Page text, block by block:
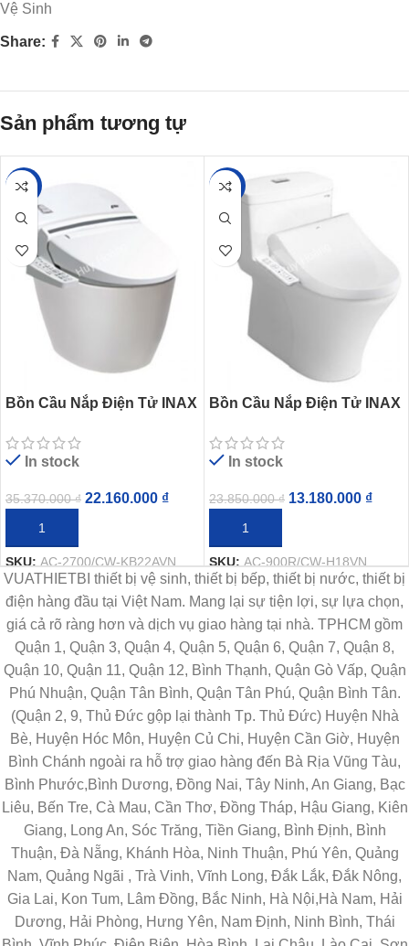
Vệ Sinh
Share:
Sản phẩm tương tự
-37%
Bồn Cầu Nắp Điện Tử INAX
In stock
35.370.000₫ 22.160.000 ₫
THÊM VÀO GIỎ HÀNG
SKU:AC-2700/CW-KB22AVN
-45%
Bồn Cầu Nắp Điện Tử INAX
In stock
23.850.000₫ 13.180.000 ₫
THÊM VÀO GIỎ HÀNG
SKU:AC-900R/CW-H18VN
VUATHIETBI thiết bị vệ sinh, thiết bị bếp, thiết bị nước, thiết bị
điện hàng đầu tại Việt Nam. Mang lại sự tiện lợi, sự lựa chọn,
giá cả rõ ràng hơn và dịch vụ giao hàng tại nhà. TPHCM gồm
Quận 1, Quận 3, Quận 4, Quận 5, Quận 6, Quận 7, Quận 8,
Quận 10, Quận 11, Quận 12, Bình Thạnh, Quận Gò Vấp, Quận
Phú Nhuận, Quận Tân Bình, Quận Tân Phú, Quận Bình Tân.
(Quận 2, 9, Thủ Đức gộp lại thành Tp. Thủ Đức) Huyện Nhà
Bè, Huyện Hóc Môn, Huyện Củ Chi, Huyện Cần Giờ, Huyện
Bình Chánh ngoài ra hỗ trợ giao hàng đến Bà Rịa Vũng Tàu,
Bình Phước,Bình Dương, Đồng Nai, Tây Ninh, An Giang, Bạc
Liêu, Bến Tre, Cà Mau, Cần Thơ, Đồng Tháp, Hậu Giang, Kiên
Giang, Long An, Sóc Trăng, Tiền Giang, Bình Định, Bình
Thuận, Đà Nẵng, Khánh Hòa, Ninh Thuận, Phú Yên, Quảng
Nam, Quảng Ngãi , Trà Vinh, Vĩnh Long, Đắk Lắk, Đắk Nông,
Gia Lai, Kon Tum, Lâm Đồng, Bắc Ninh, Hà Nội,Hà Nam, Hải
Dương, Hải Phòng, Hưng Yên, Nam Định, Ninh Bình, Thái